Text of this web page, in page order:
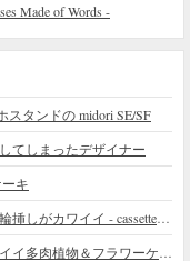
Made of Words -
タンドの midori SE/SF
てしまったデザイナー
キ